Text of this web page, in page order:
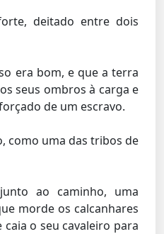
deitado entre dois
era bom, e que a terra
seus ombros à carga e
de um escravo.
como uma das tribos de
ao caminho, uma
morde os calcanhares
o seu cavaleiro para